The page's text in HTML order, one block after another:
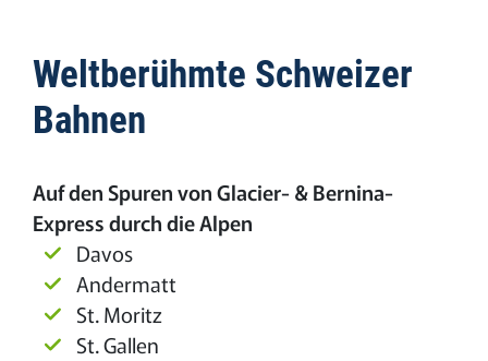
Weltberühmte Schweizer
Bahnen
Auf den Spuren von Glacier- & Bernina-
Express durch die Alpen
Davos
Andermatt
St. Moritz
St. Gallen